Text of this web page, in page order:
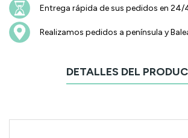
Entrega rápida de sus pedidos en 24/
Realizamos pedidos a península y
DETALLES DEL